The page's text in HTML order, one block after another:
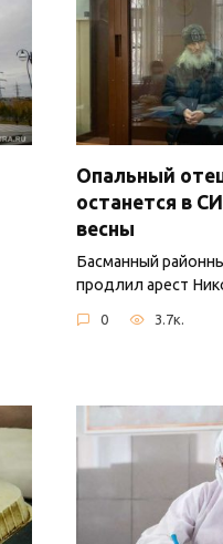
Опальный
останется в
весны
Басманный
продлил арест
0 3.7к.